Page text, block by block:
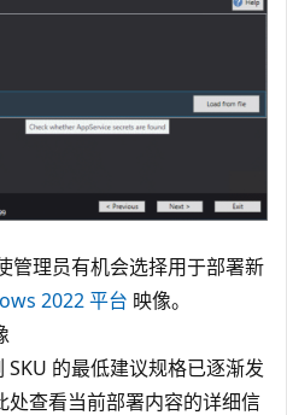
管理员有机会选择用于部署新
2022 平台 映像。
的最低建议规格已逐渐发
处查看当前部署内容的详细信